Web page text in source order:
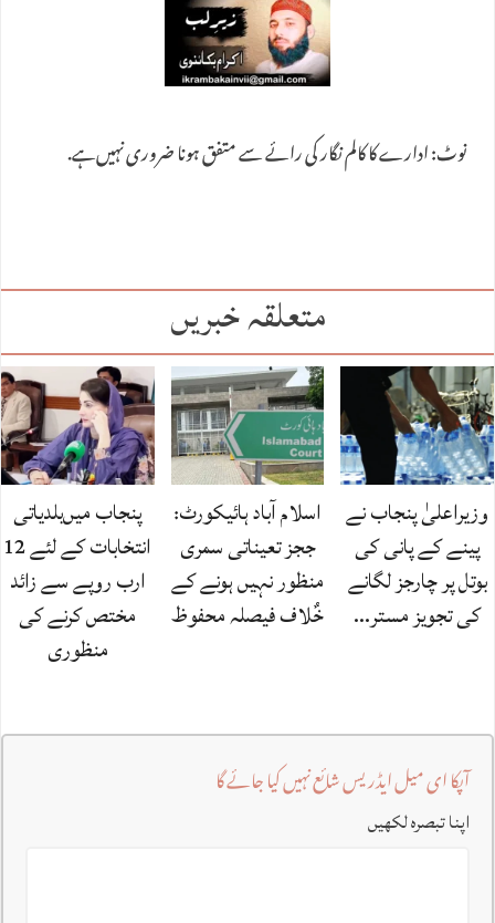
نوٹ: ادارے کا کالم نگار کی رائے سے متفق ہونا ضروری نہیں‌ہے.
متعلقہ خبریں
وزیراعلیٰ پنجاب نے
پینے کے پانی کی
بوتل پر چارجز لگانے
کی تجویز مستر…
اسلام آباد ہائیکورٹ:
ججز تعیناتی سمری
منظور نہیں‌ ہونے کے
خٌلاف فیصلہ محفوظ
پنجاب میں‌بلدیاتی
انتخابات کے لئے 12
ارب روپے سے زائد
مختص کرنے کی
منظوری
آپکا ای میل ایڈریس شائع نہیں کیا جائے گا
اپنا تبصرہ لکھیں